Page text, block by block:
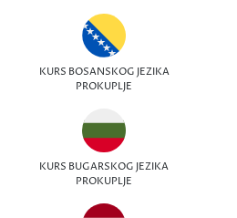
KURS BOSANSKOG JEZIKA
PROKUPLJE
KURS BUGARSKOG JEZIKA
PROKUPLJE